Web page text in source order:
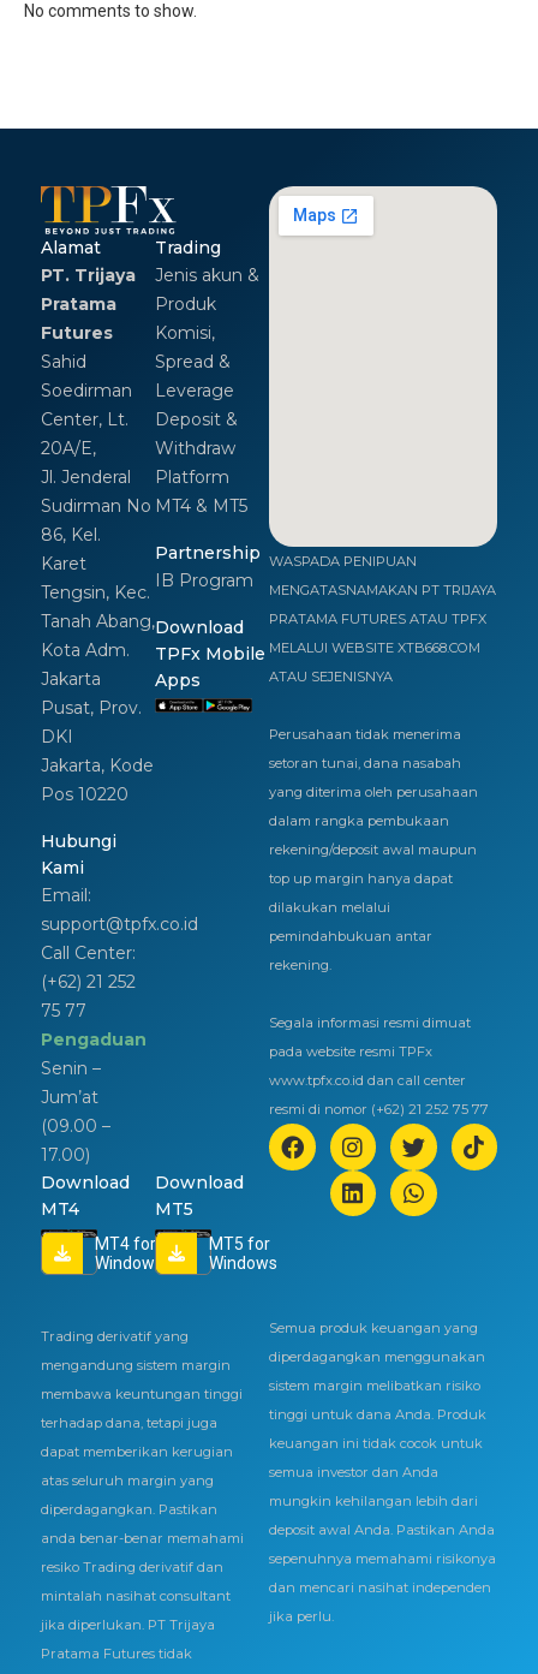
No comments to show.
Alamat
PT. Trijaya
Pratama
Futures
Sahid
Soedirman
Center, Lt.
20A/E,
Jl. Jenderal
Sudirman No
86, Kel.
Karet
Tengsin, Kec.
Tanah Abang,
Kota Adm.
Jakarta
Pusat, Prov.
DKI
Jakarta, Kode
Pos 10220
Hubungi
Kami
Email:
support@tpfx.co.id
Call Center:
(+62) 21 252
75 77
Pengaduan
Senin –
Jum’at
(09.00 –
17.00)
Trading
Jenis akun &
Produk
Komisi,
Spread &
Leverage
Deposit &
Withdraw
Platform
MT4 & MT5
Partnership
IB Program
Download
TPFx Mobile
Apps
Download
MT4
MT4 for
Windows
Download
MT5
MT5 for
Windows
WASPADA PENIPUAN
MENGATASNAMAKAN PT TRIJAYA
PRATAMA FUTURES ATAU TPFX
MELALUI WEBSITE XTB668.COM
ATAU SEJENISNYA
Perusahaan tidak menerima
setoran tunai, dana nasabah
yang diterima oleh perusahaan
dalam rangka pembukaan
rekening/deposit awal maupun
top up margin hanya dapat
dilakukan melalui
pemindahbukuan antar
rekening.
Segala informasi resmi dimuat
pada website resmi TPFx
www.tpfx.co.id dan call center
resmi di nomor (+62) 21 252 75 77
Trading derivatif yang
mengandung sistem margin
membawa keuntungan tinggi
terhadap dana, tetapi juga
dapat memberikan kerugian
atas seluruh margin yang
diperdagangkan. Pastikan
anda benar-benar memahami
resiko Trading derivatif dan
mintalah nasihat consultant
jika diperlukan. PT Trijaya
Pratama Futures tidak
Semua produk keuangan yang
diperdagangkan menggunakan
sistem margin melibatkan risiko
tinggi untuk dana Anda. Produk
keuangan ini tidak cocok untuk
semua investor dan Anda
mungkin kehilangan lebih dari
deposit awal Anda. Pastikan Anda
sepenuhnya memahami risikonya
dan mencari nasihat independen
jika perlu.